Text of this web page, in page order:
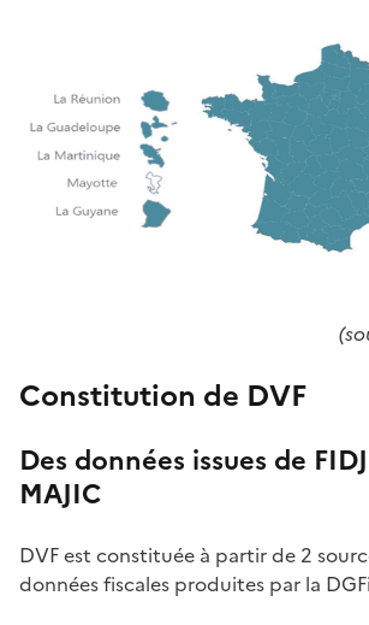
Constitution de DVF
Des données issues de
MAJIC
DVF est constituée à partir de 2
données fiscales produites par la